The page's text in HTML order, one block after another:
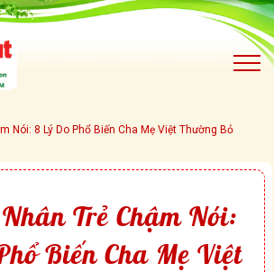
Nói: 8 Lý Do Phổ Biến Cha Mẹ Việt Thường Bỏ
Trẻ Chậm Nói:
Biến Cha Mẹ Việt